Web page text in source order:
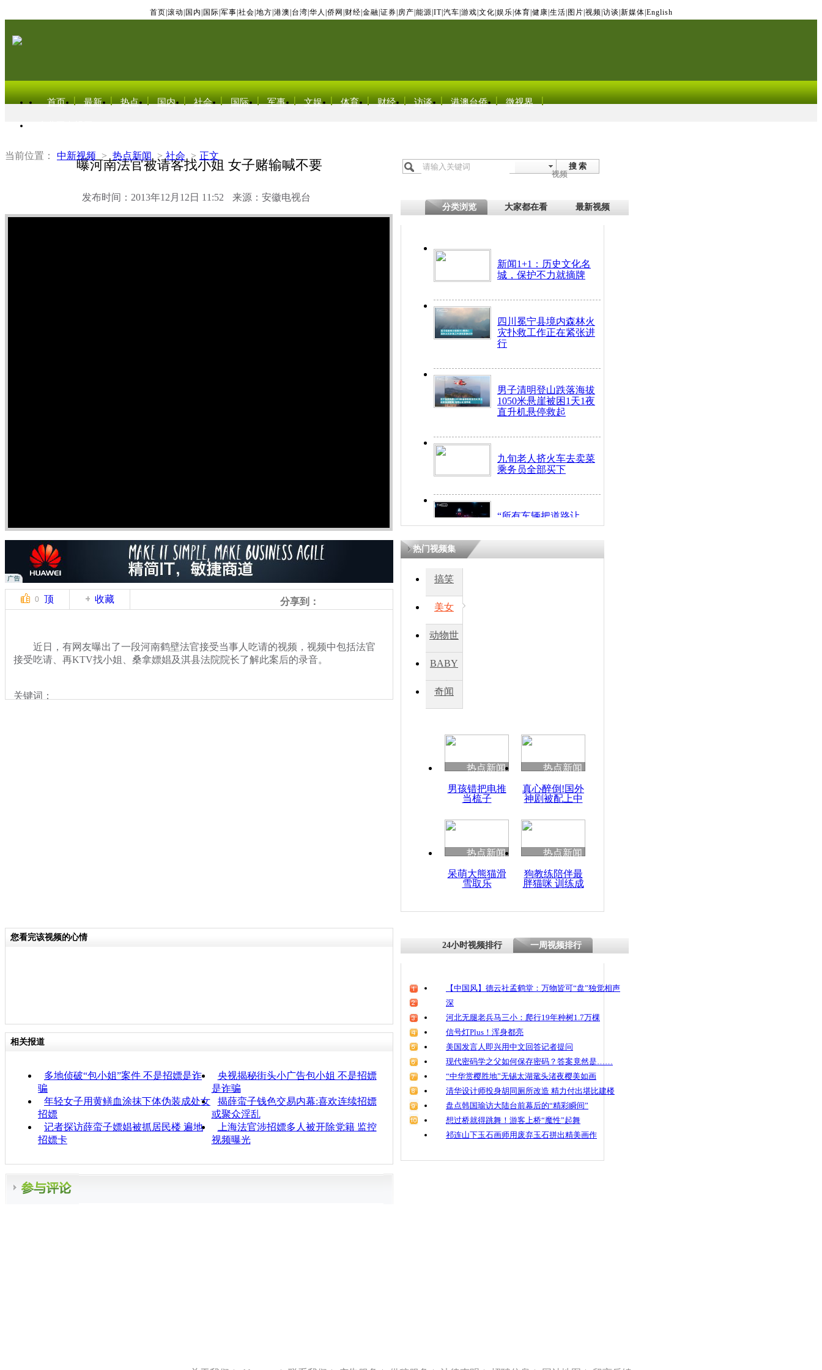
首页 滚动 国内 国际 军事 社会 地方 港澳 台湾 华人 侨网 财经 金融 证券 房产 能源 IT| 汽车 游戏 文化 娱乐 体育 健康 生活 图片 视频 访谈 新媒体 English
首页 最新 热点 国内 社会 国际 军事 文娱 体育 财经 访谈 港澳台侨 微视界
当前位置： 中新视频 > 热点新闻 > 社会 > 正文
曝河南法官被请客找小姐 女子赌输喊不要
发布时间：2013年12月12日 11:52 来源：安徽电视台
搜 索
视频
分类浏览 大家都在看 最新视频
新闻1+1：历史文化名
城，保护不力就摘牌
四川冕宁县境内森林火
灾扑救工作正在紧张进
行
男子清明登山跌落海拔
1050米悬崖被困1天1夜
直升机悬停救起
九旬老人挤火车去卖菜
乘务员全部买下
“所有车辆把道路让
开！”儿童突发疾病交
因
度苗族花山节
魂
0 顶 收藏 分享到：
近日，有网友曝出了一段河南鹤壁法官接受当事人吃请的视频，视频中包括法官
接受吃请、再KTV找小姐、桑拿嫖娼及淇县法院院长了解此案后的录音。
关键词：
热门视频集
搞笑
美女
动物世
BABY
秀
奇闻
热点新闻
男孩错把电推
当梳子
热点新闻
真心醉倒!国外
神剧被配上中
热点新闻
呆萌大熊猫滑
雪取乐
热点新闻
狗教练陪伴最
胖猫咪 训练成
您看完该视频的心情
相关报道
多地侦破“包小姐”案件 不是招嫖是诈
骗
央视揭秘街头小广告包小姐 不是招嫖
是诈骗
年轻女子用黄鳝血涂抹下体伪装成处女
招嫖
揭薛蛮子钱色交易内幕:喜欢连续招嫖
或聚众淫乱
记者探访薛蛮子嫖娼被抓居民楼 遍地
招嫖卡
上海法官涉招嫖多人被开除党籍 监控
视频曝光
24小时视频排行 一周视频排行
【中国风】德云社孟鹤堂：万物皆可“盘”独觉相声
深
河北无腿老兵马三小：爬行19年种树1.7万棵
信号灯Plus！浑身都亮
美国发言人即兴用中文回答记者提问
现代密码学之父如何保存密码？答案竟然是……
“中华赏樱胜地”无锡太湖鼋头渚夜樱美如画
清华设计师投身胡同厕所改造 精力付出堪比建楼
盘点韩国瑜访大陆台前幕后的“精彩瞬间”
想过桥就得跳舞！游客上桥“魔性”起舞
祁连山下玉石画师用废弃玉石拼出精美画作